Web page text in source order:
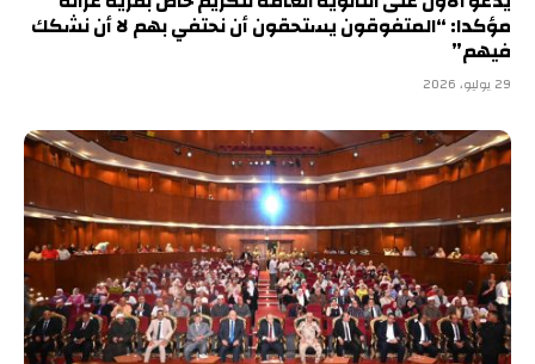
مؤكدا: “المتفوقون يستحقون أن نحتفي بهم لا أن نشكك
فيهم”
29 يوليو، 2026